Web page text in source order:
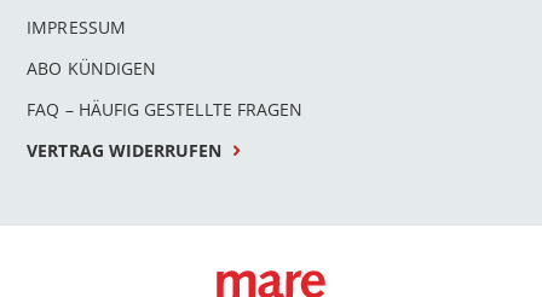
IMPRESSUM
ABO KÜNDIGEN
FAQ – HÄUFIG GESTELLTE FRAGEN
VERTRAG WIDERRUFEN